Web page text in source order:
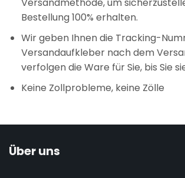
Versandmethode, um
Bestellung 100% erhalten.
Wir geben Ihnen die Tracking-
Versandaufkleber nach dem
verfolgen die Ware für Sie, bis Sie
Keine Zollprobleme, keine Zölle
Über uns